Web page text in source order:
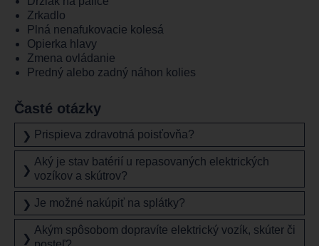
Zrkadlo
Plná nenafukovacie kolesá
Opierka hlavy
Zmena ovládanie
Predný alebo zadný náhon kolies
Časté otázky
❯ Prispieva zdravotná poisťovňa?
❯
Aký je stav batérií u repasovaných elektrických
vozíkov a skútrov?
❯ Je možné nakúpiť na splátky?
❯
Akým spôsobom dopravíte elektrický vozík, skúter či